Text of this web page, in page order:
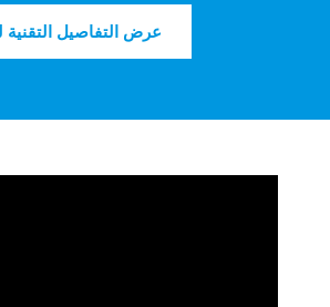
عرض التفاصيل التقنية للمنتج